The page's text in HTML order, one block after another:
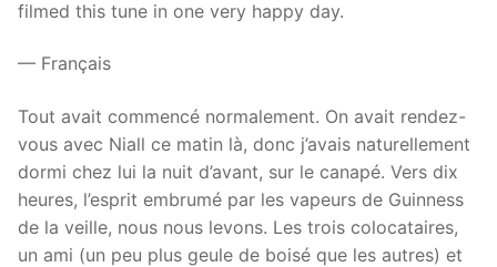
filmed this tune in one very happy day.
— Français
Tout avait commencé normalement. On avait rendez-
vous avec Niall ce matin là, donc j’avais naturellement
dormi chez lui la nuit d’avant, sur le canapé. Vers dix
heures, l’esprit embrumé par les vapeurs de Guinness
de la veille, nous nous levons. Les trois colocataires,
un ami (un peu plus geule de boisé que les autres) et